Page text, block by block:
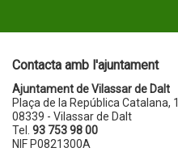
Contacta amb l'ajuntament
Ajuntament de Vilassar de Dalt
Plaça de la República Catalana, 1
08339 - Vilassar de Dalt
Tel. 93 753 98 00
NIF P0821300A